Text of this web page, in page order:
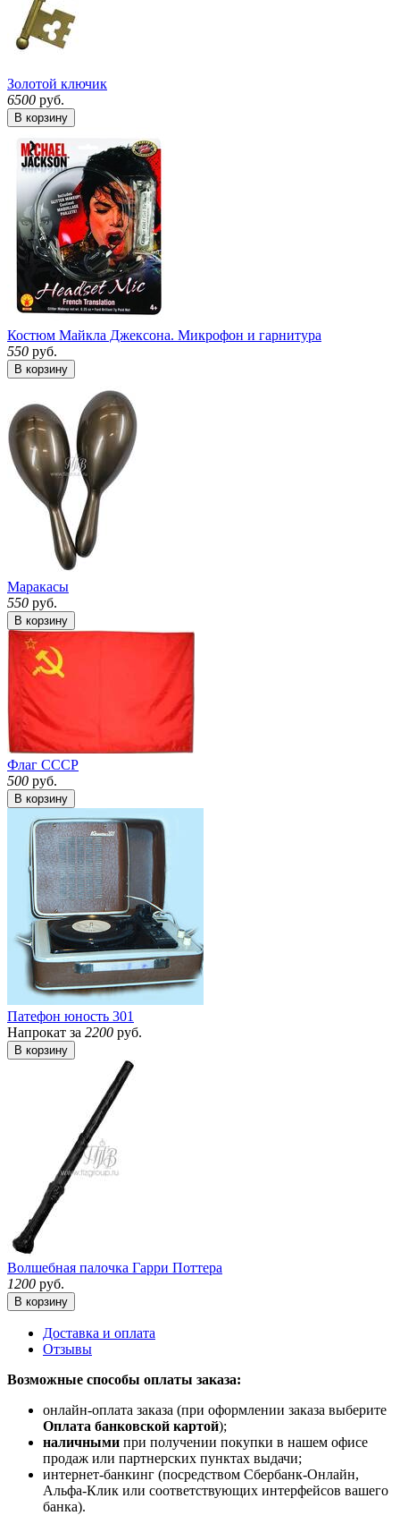
Золотой ключик
6500 руб.
В корзину
Костюм Майкла Джексона. Микрофон и гарнитура
550 руб.
В корзину
Маракасы
550 руб.
В корзину
Флаг СССР
500 руб.
В корзину
Патефон юность 301
Напрокат за 2200 руб.
В корзину
Волшебная палочка Гарри Поттера
1200 руб.
В корзину
Доставка и оплата
Отзывы
Возможные способы оплаты заказа:
онлайн-оплата заказа (при оформлении заказа выберите
Оплата банковской картой);
наличными при получении покупки в нашем офисе
продаж или партнерских пунктах выдачи;
интернет-банкинг (посредством Сбербанк-Онлайн,
Альфа-Клик или соответствующих интерфейсов вашего
банка).